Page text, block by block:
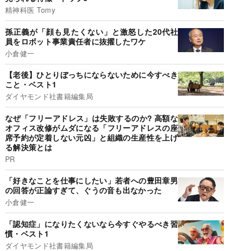
精神科医 Tomy
孫正義が「顔も見たくない」と激怒した20代社
員をロボット事業責任者に抜擢したワケ
小倉健一
【老後】ひとりぼっちにならないために今すべき
こと・ベスト1
ダイヤモンド社書籍編集局
なぜ「フリーアドレス」は失敗するのか? 高額な
オフィス改修がムダになる「フリーアドレスの座
席予約が定着しない元凶」と組織の生産性を上げ
る解決策とは
PR
「好きなことを仕事にしたい」若者への豊田章男
の回答が正論すぎて、ぐうの音も出なかった
小倉健一
「認知症」になりたくないなら今すぐやるべき習
慣・ベスト1
ダイヤモンド社書籍編集局